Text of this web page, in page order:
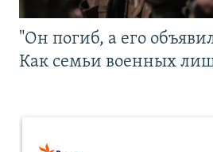
"Он погиб, а его
Как семьи военных